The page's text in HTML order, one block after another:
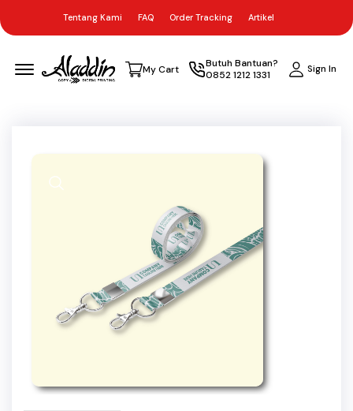
Tentang Kami FAQ Order Tracking Artikel
Menu Open
My Cart
Butuh Bantuan?
0852 1212 1331
Sign In